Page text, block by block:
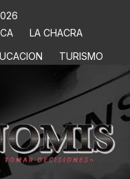
LA CHACRA
TURISMO